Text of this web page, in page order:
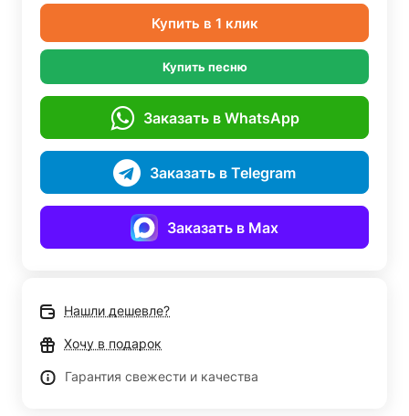
Купить в 1 клик
Купить песню
Заказать в WhatsApp
Заказать в Telegram
Заказать в Max
Нашли дешевле?
Хочу в подарок
Гарантия свежести и качества